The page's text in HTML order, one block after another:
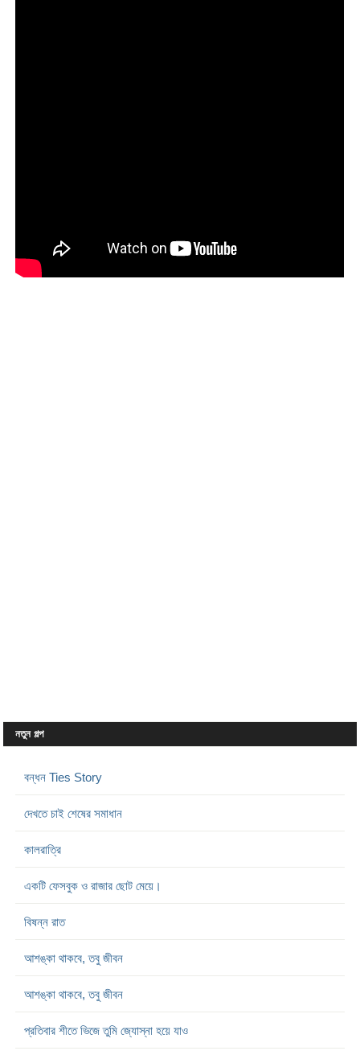
নতুন গল্প
বন্ধন Ties Story
দেখতে চাই শেষের সমাধান
কালরাত্রি
একটি ফেসবুক ও রাজার ছোট মেয়ে।
বিষন্ন রাত
আশঙ্কা থাকবে, তবু জীবন
আশঙ্কা থাকবে, তবু জীবন
প্রতিবার শীতে ভিজে তুমি জ্যোস্না হয়ে যাও